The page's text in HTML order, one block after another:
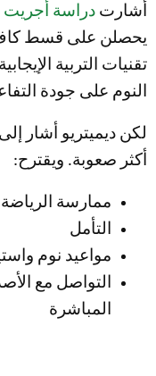
أشارت دراسة أجريت عام
يحصلن على قسط
تقنيات التربية
النوم على جودة
لكن ديميتريو أشار
أكثر صعوبة. ويقترح:
ممارسة الرياضة
التأمل
مواعيد نوم
التواصل مع
المباشرة